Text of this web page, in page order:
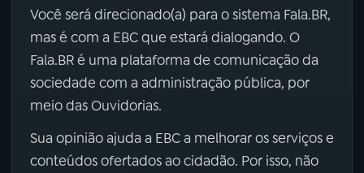
Você será direcionado(a) para o sistema Fala.BR,
mas é com a EBC que estará dialogando. O
Fala.BR é uma plataforma de comunicação da
sociedade com a administração pública, por
meio das Ouvidorias.
Sua opinião ajuda a EBC a melhorar os serviços e
conteúdos ofertados ao cidadão. Por isso, não